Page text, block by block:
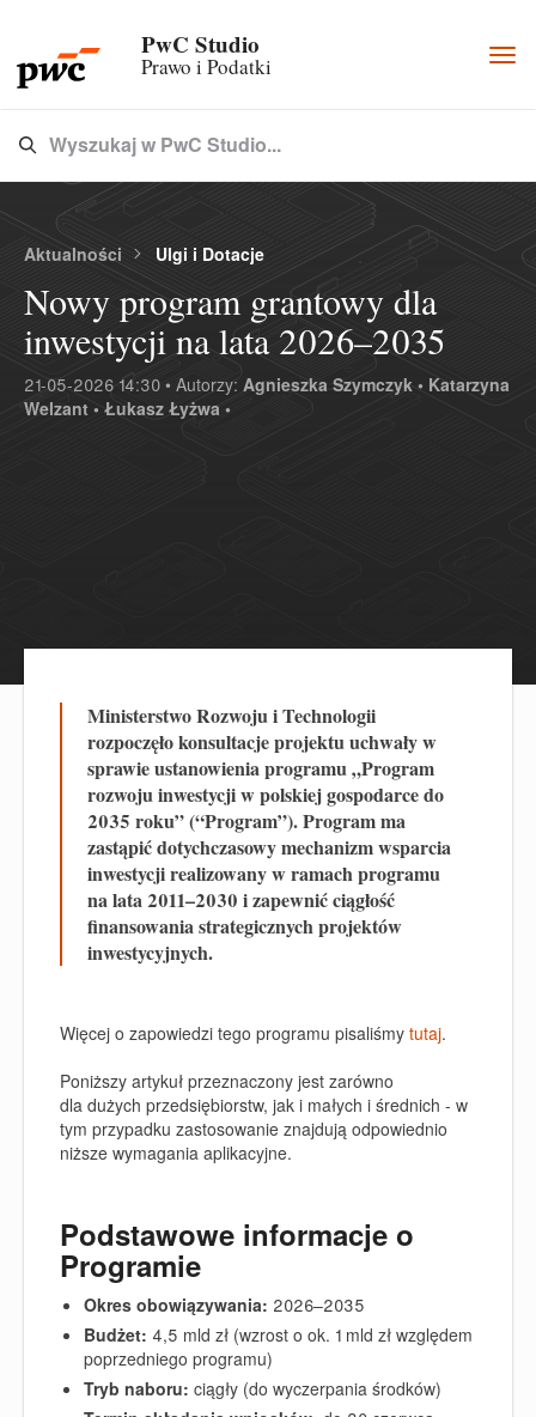
PwC Studio
Prawo i Podatki
Type 3 or more characters for results.
Wyszukaj w PwC Studio...
Aktualności Ulgi i Dotacje
Nowy program grantowy dla
inwestycji na lata 2026–2035
21-05-2026 14:30 • Autorzy: Agnieszka Szymczyk • Katarzyna
Welzant • Łukasz Łyżwa •
Ministerstwo Rozwoju i Technologii
rozpoczęło konsultacje projektu uchwały w
sprawie ustanowienia programu „Program
rozwoju inwestycji w polskiej gospodarce do
2035 roku” (“Program”). Program ma
zastąpić dotychczasowy mechanizm wsparcia
inwestycji realizowany w ramach programu
na lata 2011–2030 i zapewnić ciągłość
finansowania strategicznych projektów
inwestycyjnych.
Więcej o zapowiedzi tego programu pisaliśmy tutaj.
Poniższy artykuł przeznaczony jest zarówno
dla dużych przedsiębiorstw, jak i małych i średnich - w
tym przypadku zastosowanie znajdują odpowiednio
niższe wymagania aplikacyjne.
Podstawowe informacje o
Programie
Okres obowiązywania: 2026–2035
Budżet: 4,5 mld zł (wzrost o ok. 1 mld zł względem
poprzedniego programu)
Tryb naboru: ciągły (do wyczerpania środków)